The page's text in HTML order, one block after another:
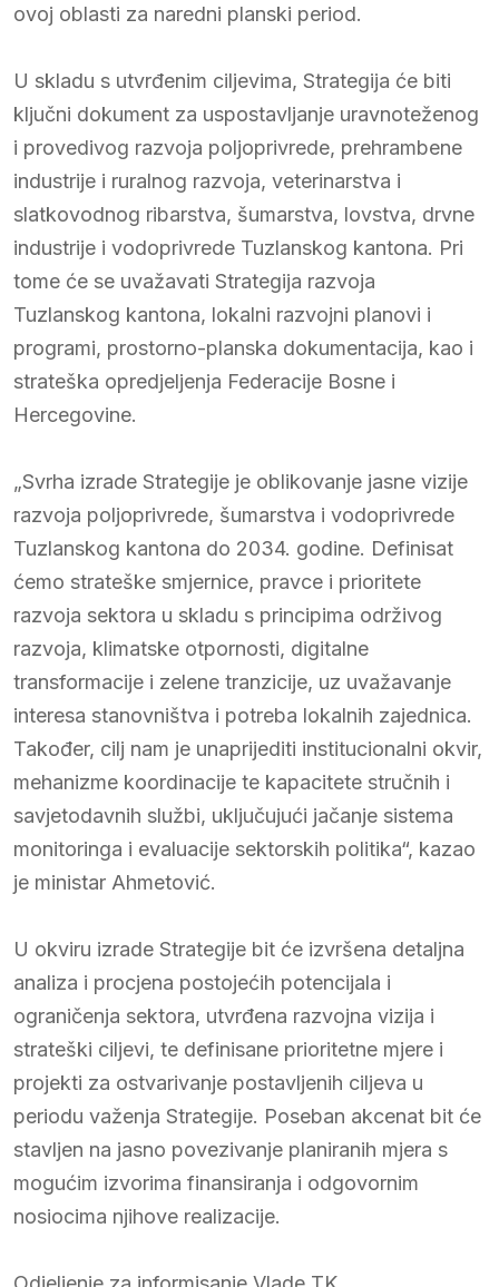
ovoj oblasti za naredni planski period.
U skladu s utvrđenim ciljevima, Strategija će biti
ključni dokument za uspostavljanje uravnoteženog
i provedivog razvoja poljoprivrede, prehrambene
industrije i ruralnog razvoja, veterinarstva i
slatkovodnog ribarstva, šumarstva, lovstva, drvne
industrije i vodoprivrede Tuzlanskog kantona. Pri
tome će se uvažavati Strategija razvoja
Tuzlanskog kantona, lokalni razvojni planovi i
programi, prostorno-planska dokumentacija, kao i
strateška opredjeljenja Federacije Bosne i
Hercegovine.
„Svrha izrade Strategije je oblikovanje jasne vizije
razvoja poljoprivrede, šumarstva i vodoprivrede
Tuzlanskog kantona do 2034. godine. Definisat
ćemo strateške smjernice, pravce i prioritete
razvoja sektora u skladu s principima održivog
razvoja, klimatske otpornosti, digitalne
transformacije i zelene tranzicije, uz uvažavanje
interesa stanovništva i potreba lokalnih zajednica.
Također, cilj nam je unaprijediti institucionalni okvir,
mehanizme koordinacije te kapacitete stručnih i
savjetodavnih službi, uključujući jačanje sistema
monitoringa i evaluacije sektorskih politika“, kazao
je ministar Ahmetović.
U okviru izrade Strategije bit će izvršena detaljna
analiza i procjena postojećih potencijala i
ograničenja sektora, utvrđena razvojna vizija i
strateški ciljevi, te definisane prioritetne mjere i
projekti za ostvarivanje postavljenih ciljeva u
periodu važenja Strategije. Poseban akcenat bit će
stavljen na jasno povezivanje planiranih mjera s
mogućim izvorima finansiranja i odgovornim
nosiocima njihove realizacije.